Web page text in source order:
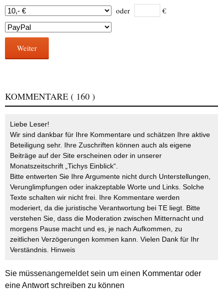
oder €
Weiter
KOMMENTARE ( 160 )
Liebe Leser!
Wir sind dankbar für Ihre Kommentare und schätzen Ihre aktive
Beteiligung sehr. Ihre Zuschriften können auch als eigene
Beiträge auf der Site erscheinen oder in unserer
Monatszeitschrift „Tichys Einblick“.
Bitte entwerten Sie Ihre Argumente nicht durch Unterstellungen,
Verunglimpfungen oder inakzeptable Worte und Links. Solche
Texte schalten wir nicht frei. Ihre Kommentare werden
moderiert, da die juristische Verantwortung bei TE liegt. Bitte
verstehen Sie, dass die Moderation zwischen Mitternacht und
morgens Pause macht und es, je nach Aufkommen, zu
zeitlichen Verzögerungen kommen kann. Vielen Dank für Ihr
Verständnis. Hinweis
Sie müssenangemeldetsein um einen Kommentar oder
eine Antwort schreiben zu können